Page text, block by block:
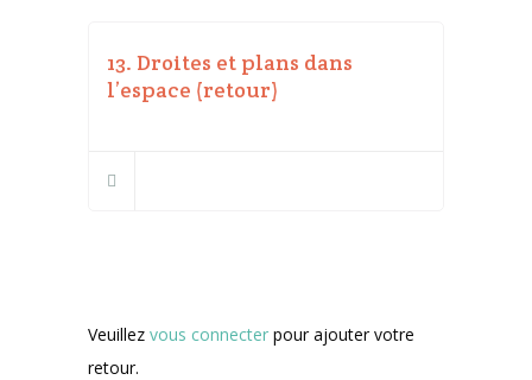
13. Droites et plans dans
l’espace (retour)
Veuillez vous connecter pour ajouter votre
retour.